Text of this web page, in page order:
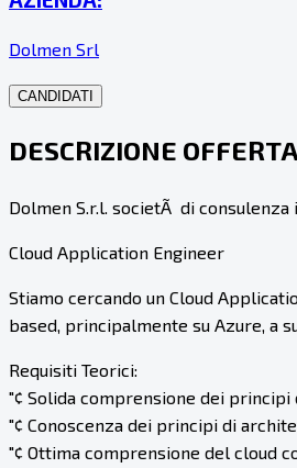
Dolmen Srl
CANDIDATI
DESCRIZIONE OFFERTA
Dolmen S.r.l. societÃ di
Cloud Application Engineer
Stiamo cercando un Cloud
based, principalmente su Azure, a
Requisiti Teorici:
"¢ Solida comprensione dei
"¢ Conoscenza dei principi di
"¢ Ottima comprensione del cloud